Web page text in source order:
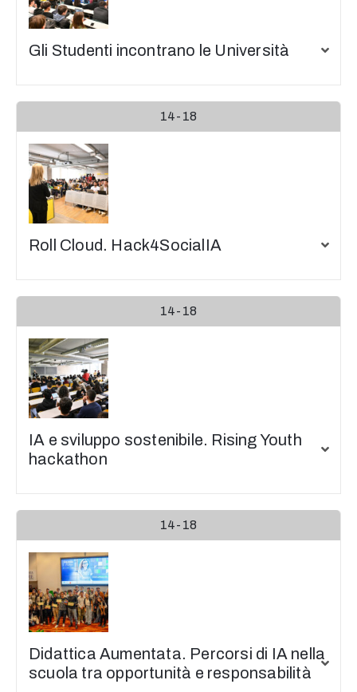
Gli Studenti incontrano le Università
14-18
Roll Cloud. Hack4SocialIA
14-18
IA e sviluppo sostenibile. Rising Youth
hackathon
14-18
Didattica Aumentata. Percorsi di IA nella
scuola tra opportunità e responsabilità